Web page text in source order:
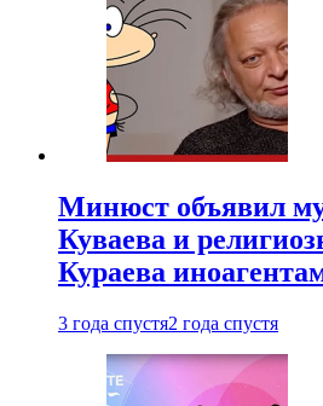
Минюст объявил
Куваева и
Кураева
3 года спустя2 года спустя